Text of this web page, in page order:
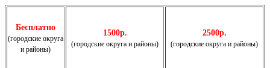
Бесплатно
(городские округа
и районы)
1500р.
(городские округа и районы)
2500р.
(городские округа и районы)